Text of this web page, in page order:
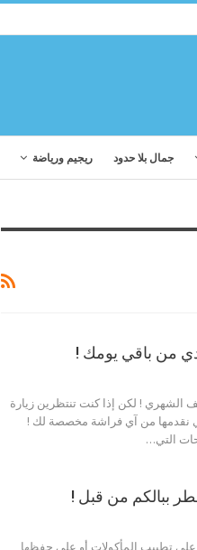
جمال بلا حدود ريجيم ورياضة
الشهري ! لكن إذا كنت تنتظرين زيارة
نقدمها من آي فراشة مخصصة لك !
تطييب المأكولات أو على حفظها